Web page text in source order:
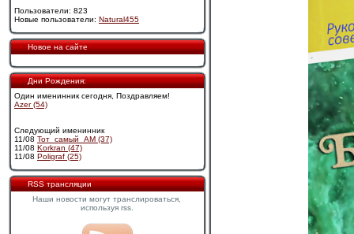
Пользователи: 823
Новые пользователи: Natural455
Новое на сайте
Дни Рождения:
Один именинник сегодня, Поздравляем!
Azer (54)
Следующий именинник
11/08 Тот_самый_АМ (37)
11/08 Korkran (47)
11/08 Poligraf (25)
RSS трансляции
Наши новости могут транслироваться,
используя rss.